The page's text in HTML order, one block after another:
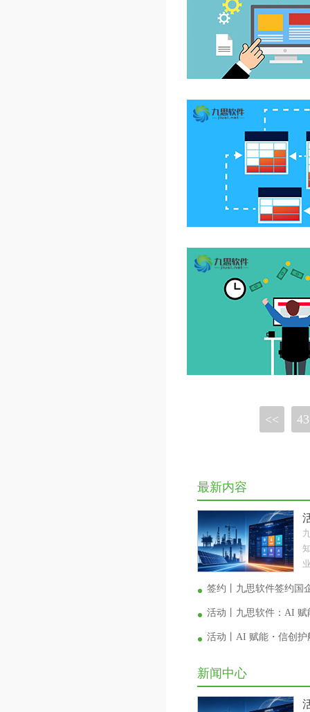
<< 43
最新内容
签约丨九思软件签约国
活动丨九思软件：AI
活动丨AI 赋能・信创
新闻中心